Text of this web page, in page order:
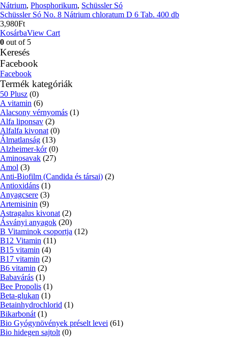
Nátrium, Phosphorikum, Schüssler Só
Schüssler Só No. 8 Nátrium chloratum D 6 Tab. 400 db
3,980Ft
KosárbaView Cart
0 out of 5
Keresés
Facebook
Facebook
Termék kategóriák
50 Plusz (0)
A vitamin (6)
Alacsony vérnyomás (1)
Alfa liponsav (2)
Alfalfa kivonat (0)
Álmatlanság (13)
Alzheimer-kór (0)
Aminosavak (27)
Amol (3)
Anti-Biofilm (Candida és társai) (2)
Antioxidáns (1)
Anyagcsere (3)
Artemisinin (9)
Astragalus kivonat (2)
Ásványi anyagok (20)
B Vitaminok csoportja (12)
B12 Vitamin (11)
B15 vitamin (4)
B17 vitamin (2)
B6 vitamin (2)
Babavárás (1)
Bee Propolis (1)
Beta-glukan (1)
Betainhydrochlorid (1)
Bikarbonát (1)
Bio Gyógynövények préselt levei (61)
Bio hidegen sajtolt (0)